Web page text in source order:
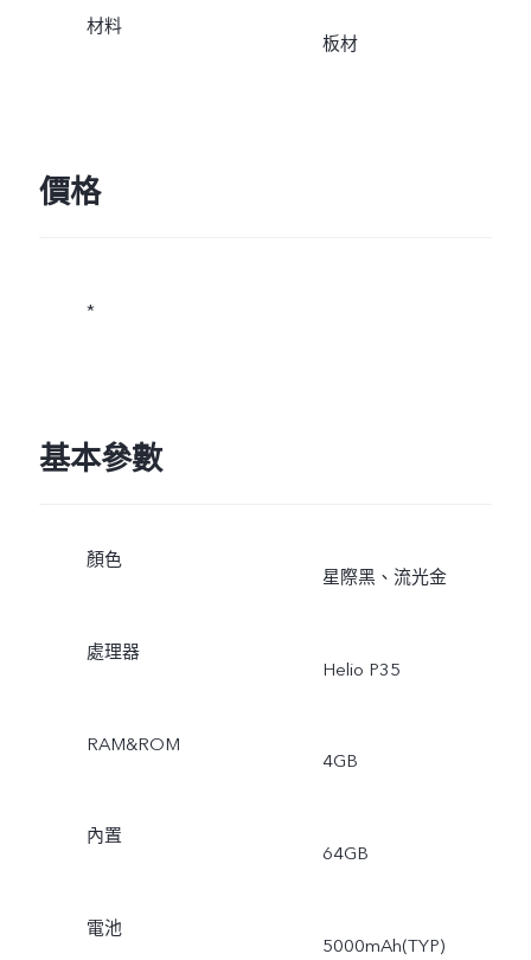
材料
板材
價格
*
基本參數
顏色
星際黑、流光金
處理器
Helio P35
RAM&ROM
4GB
內置
64GB
電池
5000mAh(TYP)